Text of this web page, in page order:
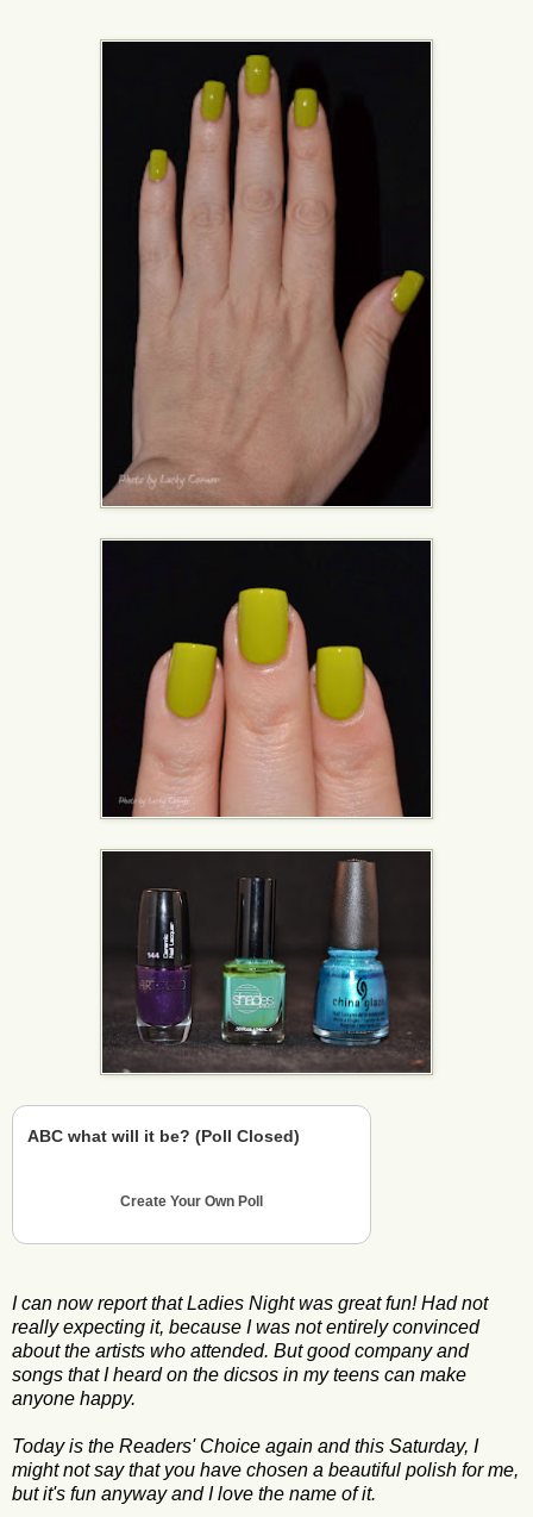
ABC what will it be? (Poll Closed)
Create Your Own Poll
I can now report that Ladies Night was great fun! Had not
really expecting it, because I was not entirely convinced
about the artists who attended. But good company and
songs that I heard on the dicsos in my teens can make
anyone happy.
Today is the Readers' Choice again and this Saturday, I
might not say that you have chosen a beautiful polish for me,
but it's fun anyway and I love the name of it.